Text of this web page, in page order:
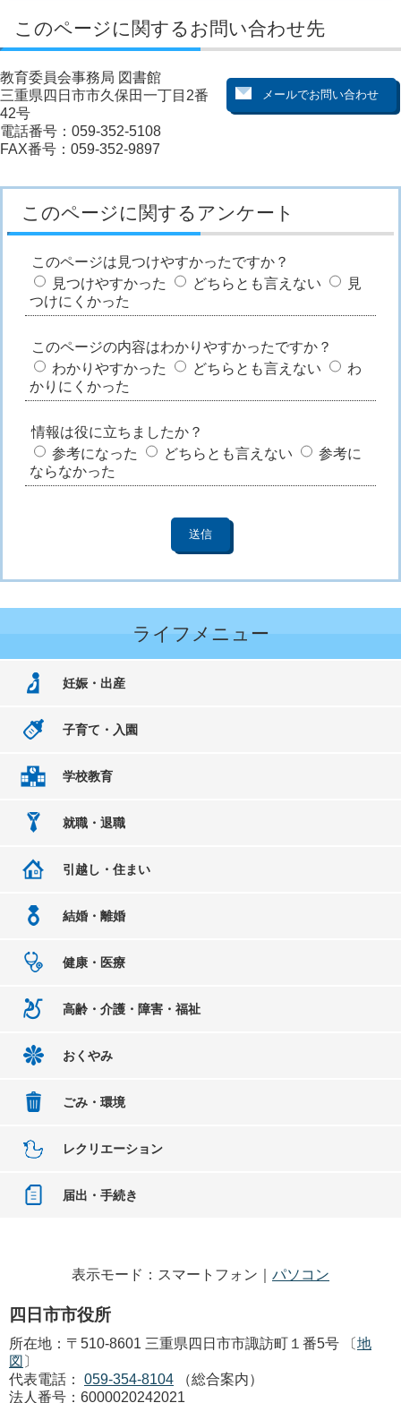
このページに関するお問い合わせ先
教育委員会事務局 図書館
三重県四日市市久保田一丁目2番
42号
電話番号：059-352-5108
FAX番号：059-352-9897
このページに関するアンケート
このページは見つけやすかったですか？
見つけやすかった
どちらとも言えない
見
つけにくかった
このページの内容はわかりやすかったですか？
わかりやすかった
どちらとも言えない
わ
かりにくかった
情報は役に立ちましたか？
参考になった
どちらとも言えない
参考に
ならなかった
ライフメニュー
妊娠・出産
子育て・入園
学校教育
就職・退職
引越し・住まい
結婚・離婚
健康・医療
高齢・介護・障害・福祉
おくやみ
ごみ・環境
レクリエーション
届出・手続き
表示モード：スマートフォン｜ パソコン
四日市市役所
所在地：〒510-8601 三重県四日市市諏訪町１番5号 〔地
図 〕
代表電話：
059-354-8104
（総合案内）
法人番号：6000020242021